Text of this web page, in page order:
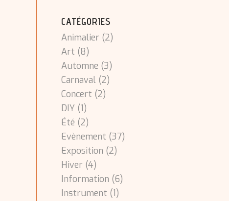
CATÉGORIES
Animalier (2)
Art (8)
Automne (3)
Carnaval (2)
Concert (2)
DIY (1)
Été (2)
Evènement (37)
Exposition (2)
Hiver (4)
Information (6)
Instrument (1)